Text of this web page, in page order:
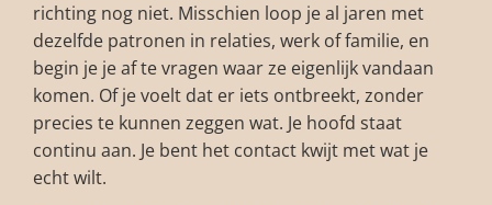
richting nog niet. Misschien loop je al jaren met
dezelfde patronen in relaties, werk of familie, en
begin je je af te vragen waar ze eigenlijk vandaan
komen. Of je voelt dat er iets ontbreekt, zonder
precies te kunnen zeggen wat. Je hoofd staat
continu aan. Je bent het contact kwijt met wat je
echt wilt.